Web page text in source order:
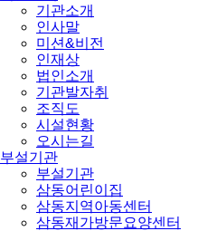
기관소개
인사말
미션&비전
인재상
법인소개
기관발자취
조직도
시설현황
오시는길
부설기관
부설기관
삼동어린이집
삼동지역아동센터
삼동재가방문요양센터